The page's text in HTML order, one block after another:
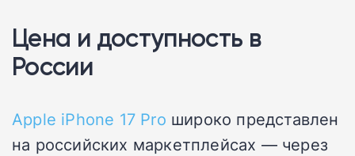
Цена и доступность в
России
Apple iPhone 17 Pro широко представлен
на российских маркетплейсах — через